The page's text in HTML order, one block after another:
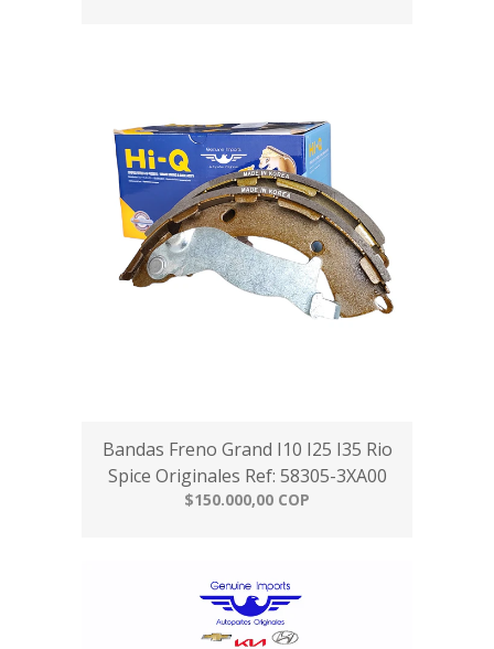
Bandas Freno Grand I10 I25 I35 Rio
Spice Originales Ref: 58305-3XA00
$150.000,00 COP